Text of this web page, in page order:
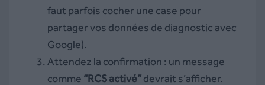
faut parfois cocher une case pour
partager vos données de diagnostic avec
Google).
Attendez la confirmation : un message
comme “RCS activé”devrait s’afficher.